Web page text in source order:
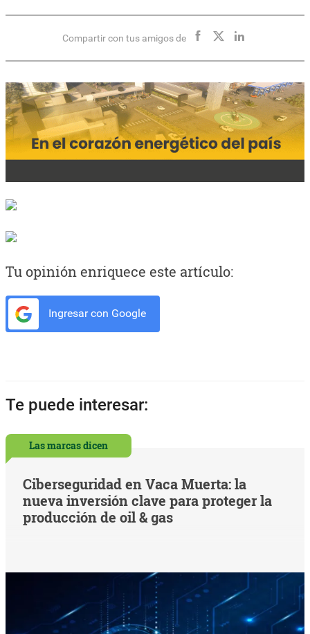
Compartir con tus amigos de
Tu opinión enriquece este artículo:
Ingresar con Google
Te puede interesar:
Las marcas dicen
Ciberseguridad en Vaca Muerta: la
nueva inversión clave para proteger la
producción de oil & gas